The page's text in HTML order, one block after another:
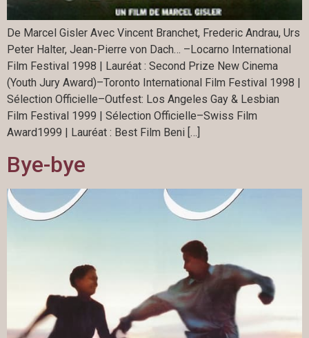
De Marcel Gisler Avec Vincent Branchet, Frederic Andrau, Urs
Peter Halter, Jean-Pierre von Dach… –Locarno International
Film Festival 1998 | Lauréat : Second Prize New Cinema
(Youth Jury Award)–Toronto International Film Festival 1998 |
Sélection Officielle–Outfest: Los Angeles Gay & Lesbian
Film Festival 1999 | Sélection Officielle–Swiss Film
Award1999 | Lauréat : Best Film Beni […]
Bye-bye